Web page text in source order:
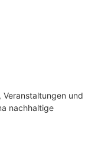
und
nachhaltige